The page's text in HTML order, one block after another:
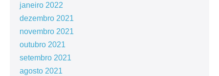
janeiro 2022
dezembro 2021
novembro 2021
outubro 2021
setembro 2021
agosto 2021